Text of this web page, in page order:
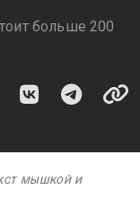
больше 200
МЫШКОЙ И